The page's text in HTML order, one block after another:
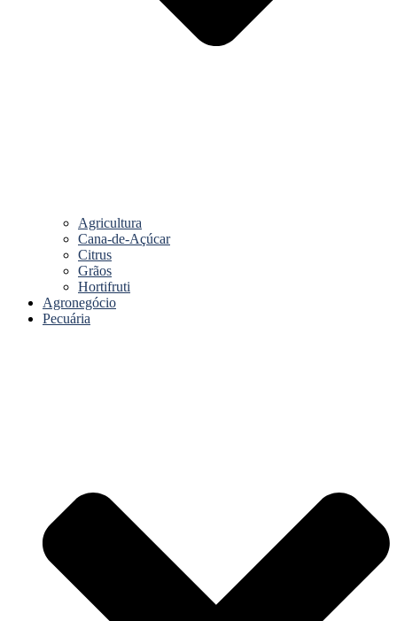
Agricultura
Cana-de-Açúcar
Citrus
Grãos
Hortifruti
Agronegócio
Pecuária